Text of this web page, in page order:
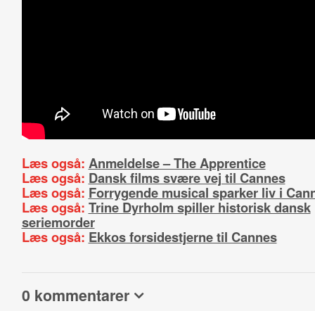
Læs også: Anmeldelse – The Apprentice
Læs også: Dansk films svære vej til Cannes
Læs også: Forrygende musical sparker liv i
Læs også: Trine Dyrholm spiller historisk dansk
seriemorder
Læs også: Ekkos forsidestjerne til Cannes
0 kommentarer